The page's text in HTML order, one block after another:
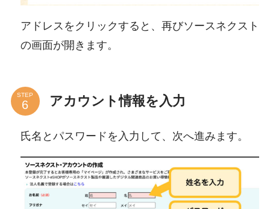
アドレスをクリックすると、再びソースネクスト
の画面が開きます。
STEP アカウント情報を入力
氏名とパスワードを入力して、次へ進みます。